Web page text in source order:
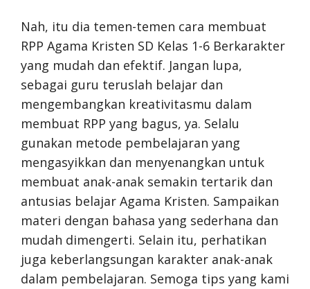
Nah, itu dia temen-temen cara membuat
RPP Agama Kristen SD Kelas 1-6 Berkarakter
yang mudah dan efektif. Jangan lupa,
sebagai guru teruslah belajar dan
mengembangkan kreativitasmu dalam
membuat RPP yang bagus, ya. Selalu
gunakan metode pembelajaran yang
mengasyikkan dan menyenangkan untuk
membuat anak-anak semakin tertarik dan
antusias belajar Agama Kristen. Sampaikan
materi dengan bahasa yang sederhana dan
mudah dimengerti. Selain itu, perhatikan
juga keberlangsungan karakter anak-anak
dalam pembelajaran. Semoga tips yang kami